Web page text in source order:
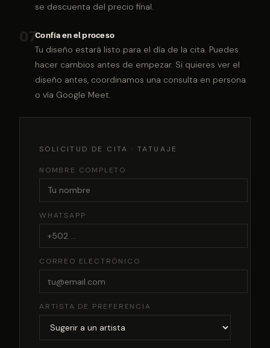
se descuenta del precio final.
07Confía en el proceso
Tu diseño estará listo para el día de la cita. Puedes
hacer cambios antes de empezar. Si quieres ver el
diseño antes, coordinamos una consulta en persona
o vía Google Meet.
SOLICITUD DE CITA · TATUAJE
NOMBRE COMPLETO
WHATSAPP
CORREO ELECTRÓNICO
ARTISTA DE PREFERENCIA